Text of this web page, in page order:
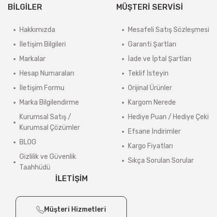
4000 TL ve üzeri, 15 Desi/Kg’ye kadar olan siparişlerde kargo ücreti
>
Desi / Kg Aras Kargo- Yurtiçi Kargo
1 Desi/Kg= 139,90 TL- 159,90 TL
2 Desi/Kg= 149,90 TL- 174,80 TL
3 Desi/Kg= 167,50 TL- 184,90 TL
4 Desi/Kg= 179,90 TL- 199,90 TL
5 Desi/Kg= 198,20 TL- 212,30 TL
11 – 15 Desi/Kg= 245,50 TL- 347,40 TL
BİLGİLER
Hakkımızda
İletişim Bilgileri
Markalar
Hesap Numaraları
İletişim Formu
Marka Bilgilendirme
Kurumsal Satış /
Kurumsal Çözümler
BLOG
Gizlilik ve Güvenlik
Taahhüdü
MÜŞTERİ SERVİSİ
Mesafeli Satış Sözleşmesi
Garanti Şartları
İade ve İptal Şartları
Teklif İsteyin
Orijinal Ürünler
Kargom Nerede
Hediye Puan / Hediye Çeki
Efsane İndirimler
Kargo Fiyatları
Sıkça Sorulan Sorular
İLETİŞİM
Müşteri Hizmetleri